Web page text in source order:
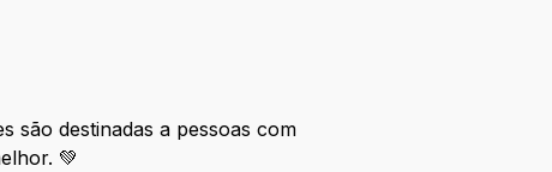
são destinadas a pessoas com
💚